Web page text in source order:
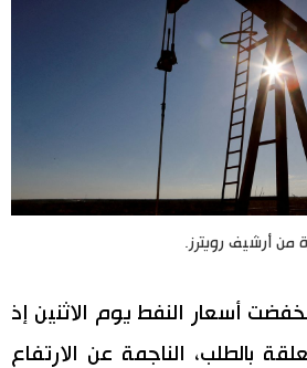
تواصل معنا
أرشيف رويترز.
أسعار النفط يوم الاثنين إذ
بالطلب، الناجمة عن الارتفاع